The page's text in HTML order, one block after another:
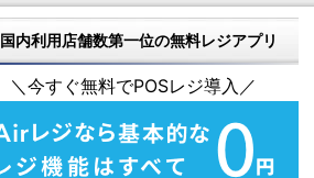
国内利用店舗数第一位の無料レジアプリ
＼今すぐ無料でPOSレジ導入／